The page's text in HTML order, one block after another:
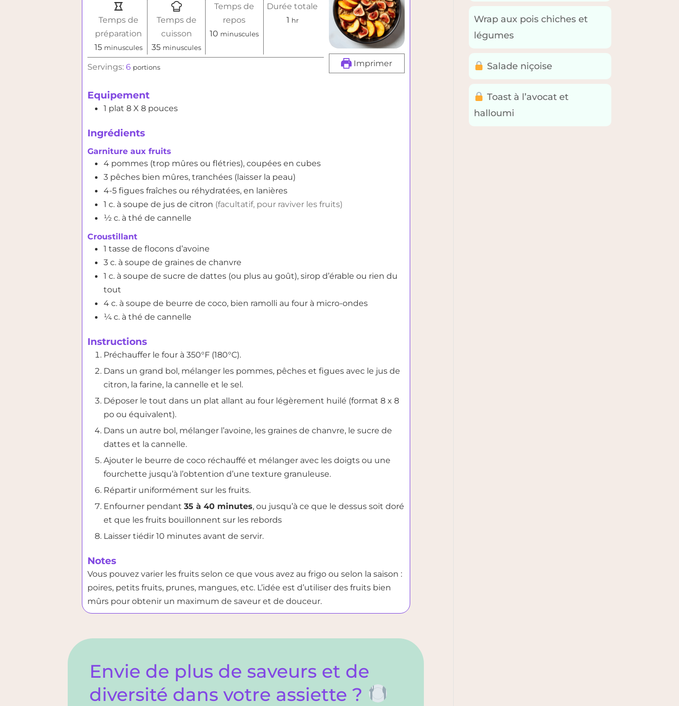
Imprimer
Temps de
préparation
15minutes
minuscules
Temps de
cuisson
35minutes
minuscules
Temps de
repos
10 minutes
minuscules
Durée totale
1 heure
hr
Servings: 6 portions
Equipement
1 plat 8 X 8 pouces
Ingrédients
Garniture aux fruits
4 pommes (trop mûres ou flétries), coupées en cubes
3 pêches bien mûres, tranchées (laisser la peau)
4-5 figues fraîches ou réhydratées, en lanières
1 c. à soupe de jus de citron (facultatif, pour raviver les fruits)
½ c. à thé de cannelle
Croustillant
1 tasse de flocons d’avoine
3 c. à soupe de graines de chanvre
1 c. à soupe de sucre de dattes (ou plus au goût), sirop d’érable ou rien du
tout
4 c. à soupe de beurre de coco, bien ramolli au four à micro-ondes
¼ c. à thé de cannelle
Instructions
Préchauffer le four à 350°F (180°C).
Dans un grand bol, mélanger les pommes, pêches et figues avec le jus de
citron, la farine, la cannelle et le sel.
Déposer le tout dans un plat allant au four légèrement huilé (format 8 x 8
po ou équivalent).
Dans un autre bol, mélanger l’avoine, les graines de chanvre, le sucre de
dattes et la cannelle.
Ajouter le beurre de coco réchauffé et mélanger avec les doigts ou une
fourchette jusqu’à l’obtention d’une texture granuleuse.
Répartir uniformément sur les fruits.
Enfourner pendant 35 à 40 minutes, ou jusqu’à ce que le dessus soit doré
et que les fruits bouillonnent sur les rebords
Laisser tiédir 10 minutes avant de servir.
Notes
Vous pouvez varier les fruits selon ce que vous avez au frigo ou selon la saison :
poires, petits fruits, prunes, mangues, etc. L’idée est d’utiliser des fruits bien
mûrs pour obtenir un maximum de saveur et de douceur.
Envie de plus de saveurs et de
diversité dans votre assiette ?
Wrap aux pois chiches et
légumes
Salade niçoise
Toast à l’avocat et
halloumi